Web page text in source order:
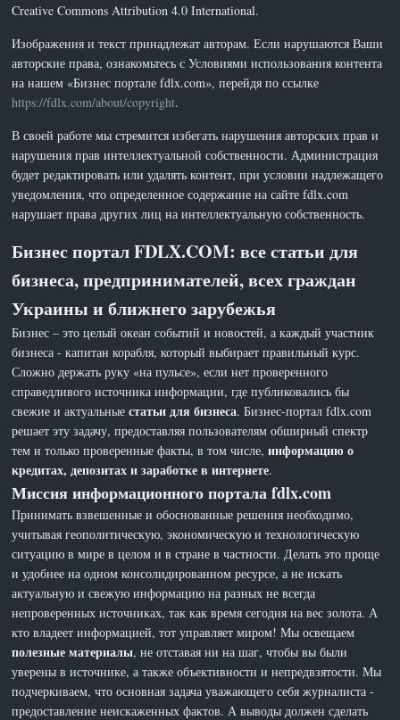
Creative Commons Attribution 4.0 International.
Изображения и текст принадлежат авторам. Если нарушаются Ваши
авторские права, ознакомьтесь с Условиями использования контента
на нашем «Бизнес портале fdlx.com», перейдя по ссылке
https://fdlx.com/about/copyright.
В своей работе мы стремится избегать нарушения авторских прав и
нарушения прав интеллектуальной собственности. Администрация
будет редактировать или удалять контент, при условии надлежащего
уведомления, что определенное содержание на сайте fdlx.com
нарушает права других лиц на интеллектуальную собственность.
Бизнес портал FDLX.COM: все статьи для
бизнеса, предпринимателей, всех граждан
Украины и ближнего зарубежья
Бизнес – это целый океан событий и новостей, а каждый участник
бизнеса - капитан корабля, который выбирает правильный курс.
Сложно держать руку «на пульсе», если нет проверенного
справедливого источника информации, где публиковались бы
свежие и актуальныестатьи для бизнеса. Бизнес-портал fdlx.com
решает эту задачу, предоставляя пользователям обширный спектр
тем и только проверенные факты, в том числе,информацию о
кредитах, депозитах и заработке в интернете.
Миссия информационного портала fdlx.com
Принимать взвешенные и обоснованные решения необходимо,
учитывая геополитическую, экономическую и технологическую
ситуацию в мире в целом и в стране в частности. Делать это проще
и удобнее на одном консолидированном ресурсе, а не искать
актуальную и свежую информацию на разных не всегда
непроверенных источниках, так как время сегодня на вес золота. А
кто владеет информацией, тот управляет миром! Мы освещаем
полезные материалы, не отставая ни на шаг, чтобы вы были
уверены в источнике, а также объективности и непредвзятости. Мы
подчеркиваем, что основная задача уважающего себя журналиста -
предоставление неискаженных фактов. А выводы должен сделать